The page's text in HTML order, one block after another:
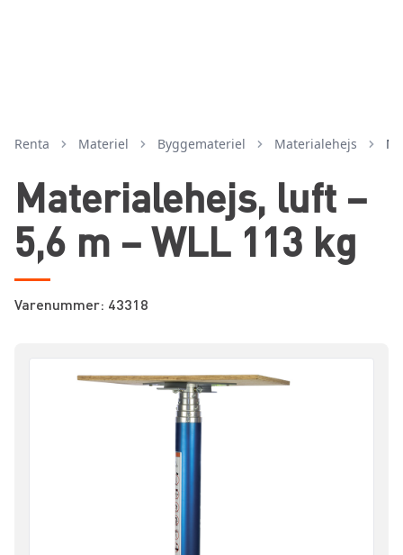
Renta Materiel byggemateriel materialehejs
Materialehejs, luft –
5,6 m – WLL 113 kg
Varenummer: 43318